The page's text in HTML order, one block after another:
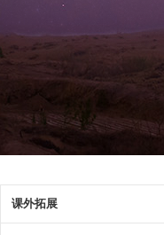
课外拓展